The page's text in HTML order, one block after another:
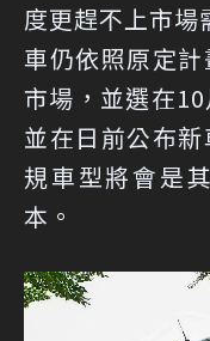
度更趕不上市
車仍依照原定
市場，並選在
並在日前公布
規車型將會是
本。